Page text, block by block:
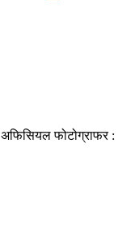
अफिसियल फोटोग्राफर :